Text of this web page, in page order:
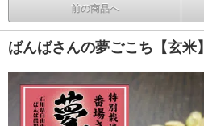
前の商品へ
ばんばさんの夢ごこち【玄米】